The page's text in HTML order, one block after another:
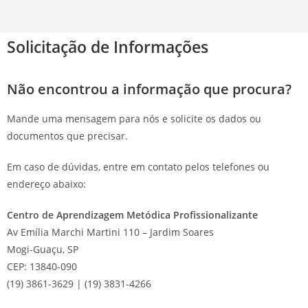
Solicitação de Informações
Não encontrou a informação que procura?
Mande uma mensagem para nós e solicite os dados ou
documentos que precisar.
Em caso de dúvidas, entre em contato pelos telefones ou
endereço abaixo:
Centro de Aprendizagem Metódica Profissionalizante
Av Emília Marchi Martini 110 – Jardim Soares
Mogi-Guaçu, SP
CEP: 13840-090
(19) 3861-3629 | (19) 3831-4266